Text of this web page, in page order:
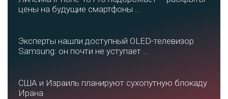
цены на будущие смартфоны ...
Эксперты нашли доступный OLED-телевизор
Samsung: он почти не уступает ...
США и Израиль планируют сухопутную блокаду
Ирана